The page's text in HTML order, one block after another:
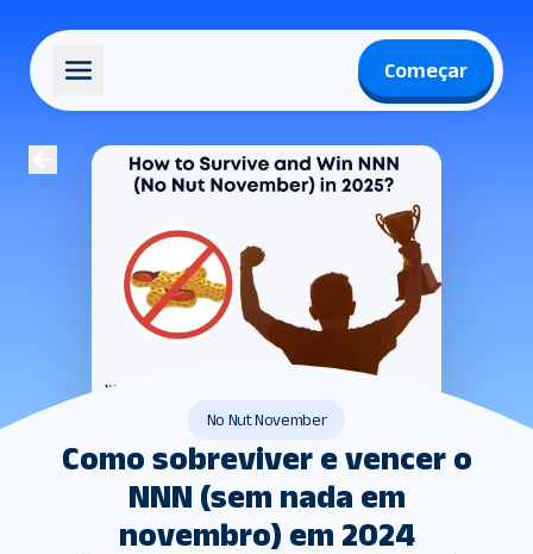
Começar
No Nut November
Como sobreviver e vencer o
NNN (sem nada em
novembro) em 2024